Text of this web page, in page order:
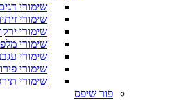
שימורי
שימורי
שימורי
שימורי
שימורי
שימורי
שימורי
פור שיפס